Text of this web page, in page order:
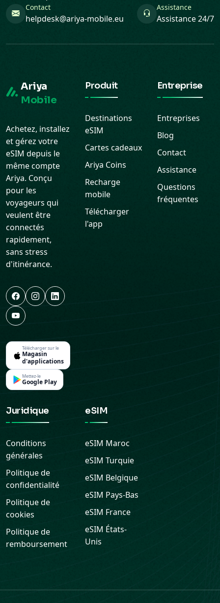
Contact
helpdesk@ariya-mobile.eu
Assistance
Assistance 24/7
Ariya
Mobile
Achetez, installez
et gérez votre
eSIM depuis le
même compte
Ariya. Conçu
pour les
voyageurs qui
veulent être
connectés
rapidement,
sans stress
d'itinérance.
Télécharger sur le
Magasin
d'applications
Mettez-le
Google Play
Produit
Destinations
eSIM
Cartes cadeaux
Ariya Coins
Recharge
mobile
Télécharger
l'app
Entreprise
Entreprises
Blog
Contact
Assistance
Questions
fréquentes
Juridique
Conditions
générales
Politique de
confidentialité
Politique de
cookies
Politique de
remboursement
eSIM
eSIM Maroc
eSIM Turquie
eSIM Belgique
eSIM Pays-Bas
eSIM France
eSIM États-
Unis
Assistance